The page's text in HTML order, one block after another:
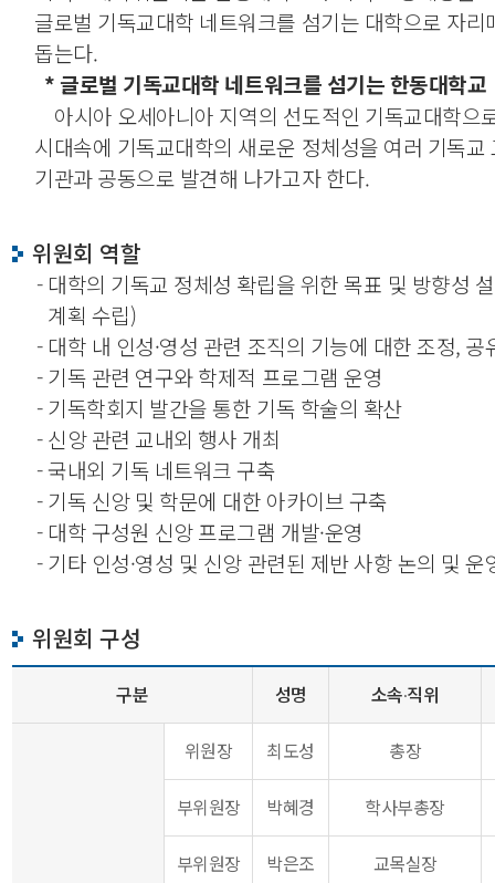
글로벌 기독교대학 네트워크를 섬기는 대학으로 자리
돕는다.
* 글로벌 기독교대학 네트워크를 섬기는 한동대학교
아시아 오세아니아 지역의 선도적인 기독교대학으
시대속에 기독교대학의 새로운 정체성을 여러 기독교
기관과 공동으로 발견해 나가고자 한다.
위원회 역할
- 대학의 기독교 정체성 확립을 위한 목표 및 방향성
계획 수립)
- 대학 내 인성·영성 관련 조직의 기능에 대한 조정, 공
- 기독 관련 연구와 학제적 프로그램 운영
- 기독학회지 발간을 통한 기독 학술의 확산
- 신앙 관련 교내외 행사 개최
- 국내외 기독 네트워크 구축
- 기독 신앙 및 학문에 대한 아카이브 구축
- 대학 구성원 신앙 프로그램 개발·운영
- 기타 인성·영성 및 신앙 관련된 제반 사항 논의 및 운
위원회 구성
구분 성명 소속·직위
위원장 최도성 총장
부위원장 박혜경 학사부총장
부위원장 박은조 교목실장